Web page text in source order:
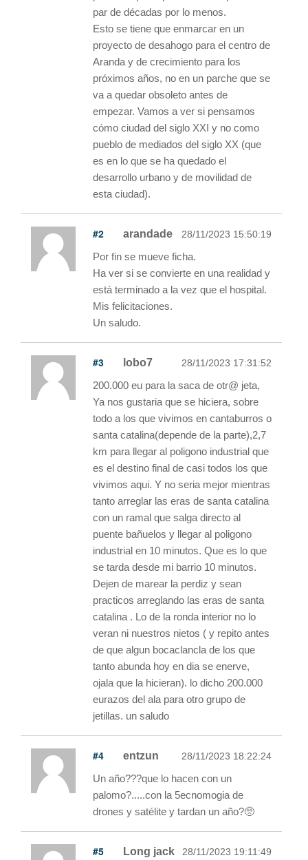
par de décadas por lo menos.
Esto se tiene que enmarcar en un
proyecto de desahogo para el centro de
Aranda y de crecimiento para los
próximos años, no en un parche que se
va a quedar obsoleto antes de
empezar. Vamos a ver si pensamos
cómo ciudad del siglo XXI y no como
pueblo de mediados del siglo XX (que
es en lo que se ha quedado el
desarrollo urbano y de movilidad de
esta ciudad).
#2 arandade 28/11/2023 15:50:19
Por fin se mueve ficha.
Ha ver si se convierte en una realidad y
está terminado a la vez que el hospital.
Mis felicitaciones.
Un saludo.
#3 lobo7 28/11/2023 17:31:52
200.000 eu para la saca de otr@ jeta,
Ya nos gustaria que se hiciera, sobre
todo a los que vivimos en cantaburros o
santa catalina(depende de la parte),2,7
km para llegar al poligono industrial que
es el destino final de casi todos los que
vivimos aqui. Y no seria mejor mientras
tanto arreglar las eras de santa catalina
con un ramal que salga directo al
puente bañuelos y llegar al poligono
industrial en 10 minutos. Que es lo que
se tarda desde mi barrio 10 minutos.
Dejen de marear la perdiz y sean
practicos arreglando las eras de santa
catalina . Lo de la ronda interior no lo
veran ni nuestros nietos ( y repito antes
de que algun bocaclancla de los que
tanto abunda hoy en dia se enerve,
ojala que la hicieran). lo dicho 200.000
eurazos del ala para otro grupo de
jetillas. un saludo
#4 entzun 28/11/2023 18:22:24
Un año???que lo hacen con un
palomo?.....con la 5ecnomogia de
drones y satélite y tardan un año?🥺
#5 Long jack 28/11/2023 19:11:49